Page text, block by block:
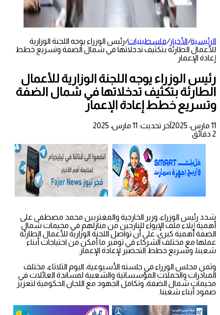
الرئيسية/الأخبار/فلسطينيات/رئيس الوزراء يوجه اللجنة الوزارية
للأعمال الطارئة بتكثيف تدخلاتها في شمال الضفة وتسريع خطط
إعادة الإعمار
رئيس الوزراء يوجه اللجنة الوزارية للأعمال
الطارئة بتكثيف تدخلاتها في شمال الضفة
وتسريع خطط إعادة الإعمار
11 مارس، 2025
آخر تحديث: 11 مارس، 2025
2 دقائق
شدد رئيس الوزراء، وزير الخارجية والمغتربين محمد مصطفى على
أهمية إيلاء ملف الإيواء للنازحين من منازلهم في مخيمات شمال
الضفة أهمية كبرى، على أن تواصل اللجنة الوزارية للأعمال الطارئة
عملها مع مختلف الشركاء في توفير ما أمكن من احتياجات أبناء
شعبنا، وتسريع خطط التحضير لإعادة الإعمار.
وثمن مجلس الوزراء في جلسته الأسبوعية، اليوم الثلاثاء، مختلف
المبادرات والحملات المؤسساتية والشعبية لمساندة العائلات في
مخيمات شمال الضفة، وتكامل الجهود مع اللجان الحكومية لتعزيز
صمود أبناء شعبنا.